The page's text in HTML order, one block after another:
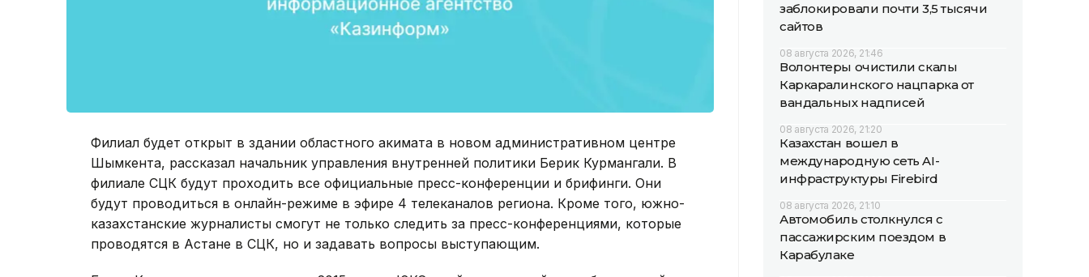
Филиал будет открыт в здании областного акимата в новом административном центре
Шымкента, рассказал начальник управления внутренней политики Берик Курмангали. В
филиале СЦК будут проходить все официальные пресс-конференции и брифинги. Они
будут проводиться в онлайн-режиме в эфире 4 телеканалов региона. Кроме того, южно-
казахстанские журналисты смогут не только следить за пресс-конференциями, которые
проводятся в Астане в СЦК, но и задавать вопросы выступающим.
заблокировали почти 3,5 тысячи
сайтов
08 августа 2026, 21:46
Волонтеры очистили скалы
Каркаралинского нацпарка от
вандальных надписей
08 августа 2026, 21:20
Казахстан вошел в
международную сеть AI-
инфраструктуры Firebird
08 августа 2026, 21:10
Автомобиль столкнулся с
пассажирским поездом в
Карабулаке